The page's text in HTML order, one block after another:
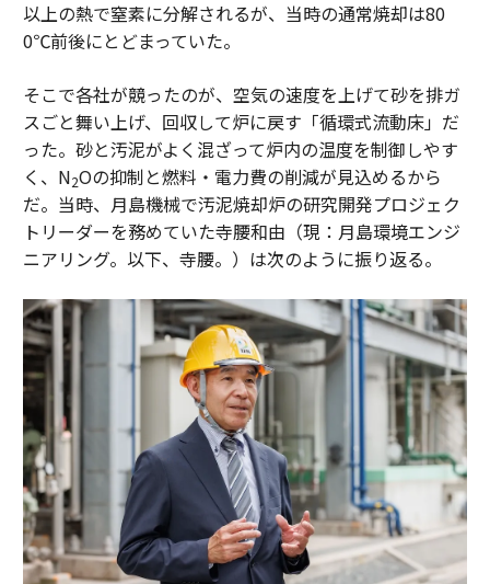
以上の熱で窒素に分解されるが、当時の通常焼却は80
0℃前後にとどまっていた。
そこで各社が競ったのが、空気の速度を上げて砂を排ガ
スごと舞い上げ、回収して炉に戻す「循環式流動床」だ
った。砂と汚泥がよく混ざって炉内の温度を制御しやす
く、N2Oの抑制と燃料・電力費の削減が見込めるから
だ。当時、月島機械で汚泥焼却炉の研究開発プロジェク
トリーダーを務めていた寺腰和由（現：月島環境エンジ
ニアリング。以下、寺腰。）は次のように振り返る。